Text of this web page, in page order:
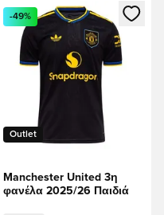
ή να εγγραφείτε ως
Ανοίγει ένα Modal για να
Outlet
-49%
Manchester United 3η
φανέλα 2025/26 Παιδιά